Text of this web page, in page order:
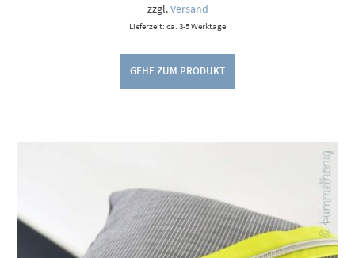
zzgl.Versand
Lieferzeit: ca. 3-5 Werktage
GEHE ZUM PRODUKT